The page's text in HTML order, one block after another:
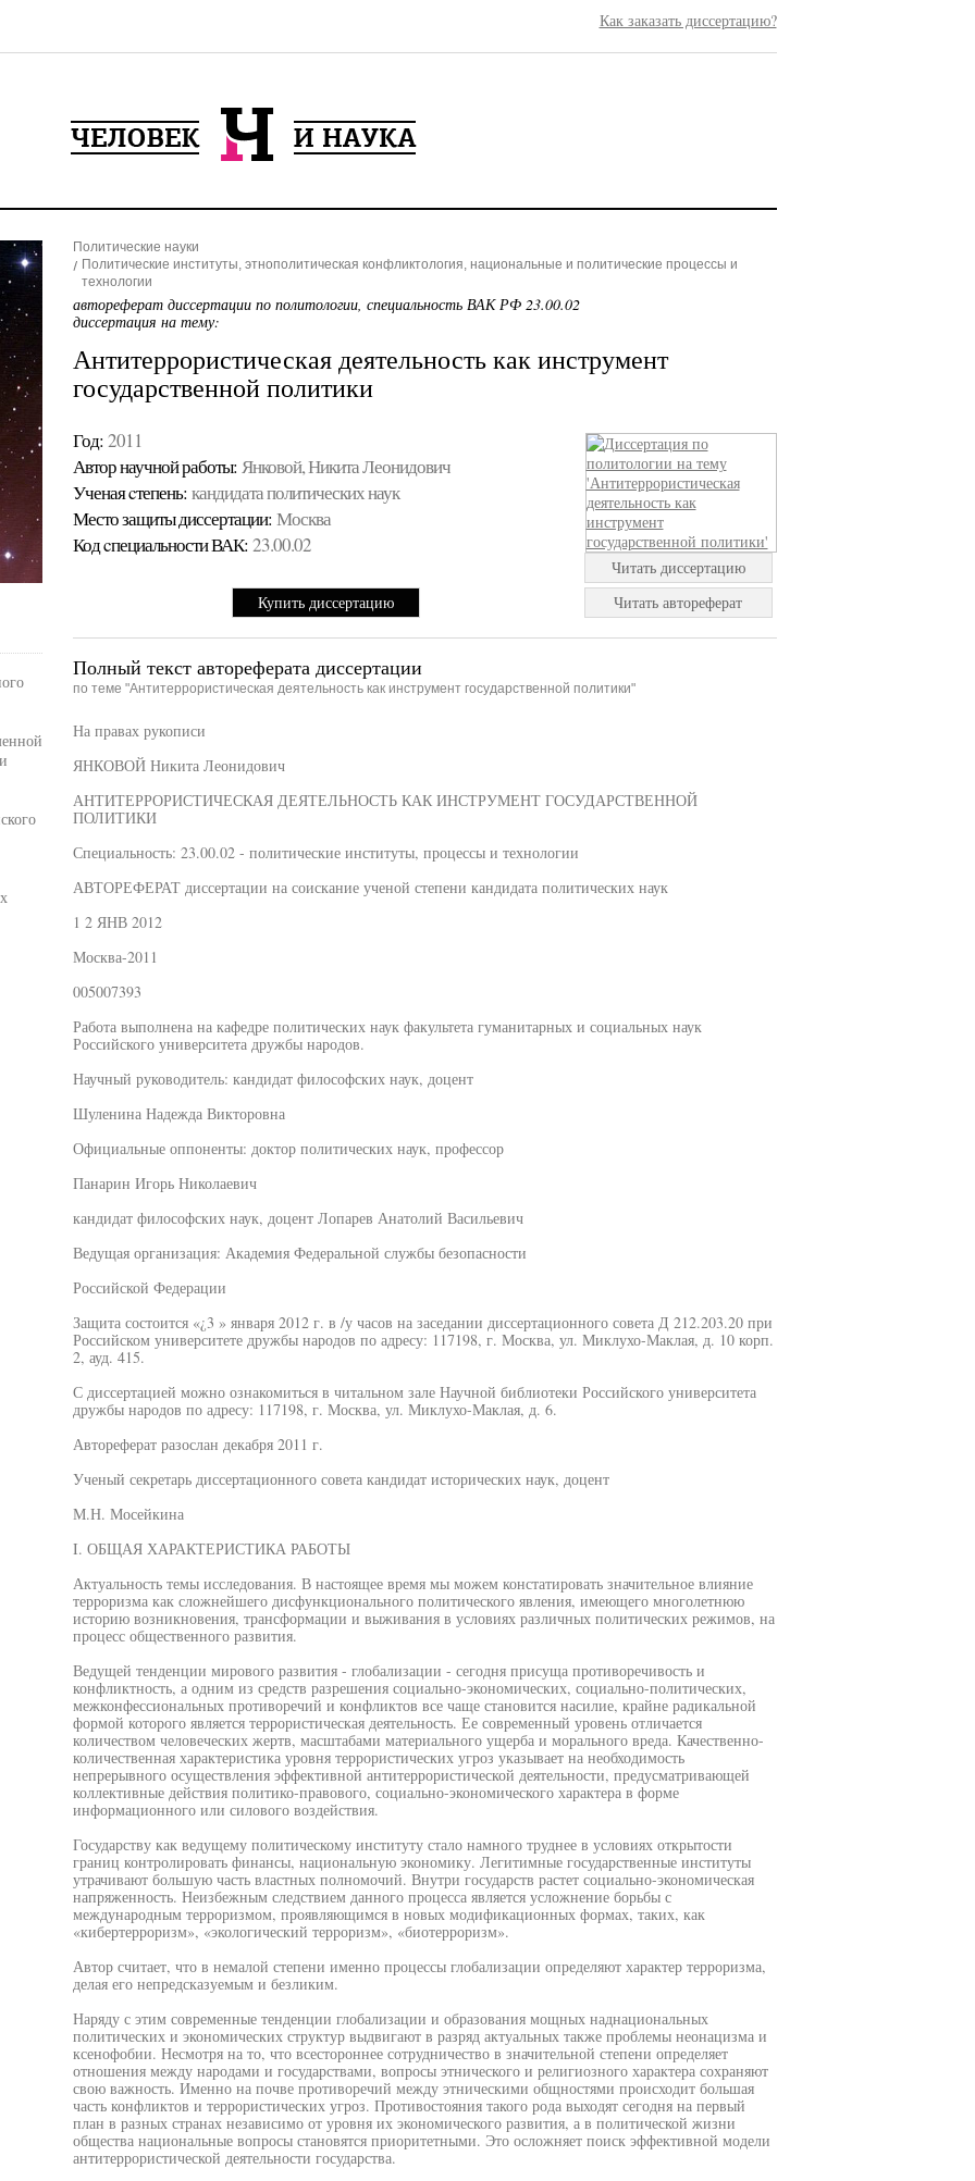
Как заказать диссертацию?
Политические науки
Политические институты, этнополитическая конфликтология, национальные и политические процессы и
технологии
автореферат диссертации по политологии, специальность ВАК РФ 23.00.02
диссертация на тему:
Антитеррористическая деятельность как инструмент
государственной политики
Год: 2011
Автор научной работы: Янковой, Никита Леонидович
Ученая cтепень: кандидата политических наук
Место защиты диссертации: Москва
Код cпециальности ВАК: 23.00.02
Купить диссертацию
Читать диссертацию
Читать автореферат
Полный текст автореферата диссертации
по теме "Антитеррористическая деятельность как инструмент государственной политики"
На правах рукописи
ЯНКОВОЙ Никита Леонидович
АНТИТЕРРОРИСТИЧЕСКАЯ ДЕЯТЕЛЬНОСТЬ КАК ИНСТРУМЕНТ ГОСУДАРСТВЕННОЙ
ПОЛИТИКИ
Специальность: 23.00.02 - политические институты, процессы и технологии
АВТОРЕФЕРАТ диссертации на соискание ученой степени кандидата политических наук
1 2 ЯНВ 2012
Москва-2011
005007393
Работа выполнена на кафедре политических наук факультета гуманитарных и социальных наук
Российского университета дружбы народов.
Научный руководитель: кандидат философских наук, доцент
Шуленина Надежда Викторовна
Официальные оппоненты: доктор политических наук, профессор
Панарин Игорь Николаевич
кандидат философских наук, доцент Лопарев Анатолий Васильевич
Ведущая организация: Академия Федеральной службы безопасности
Российской Федерации
Защита состоится «¿3 » января 2012 г. в /у часов на заседании диссертационного совета Д 212.203.20 при
Российском университете дружбы народов по адресу: 117198, г. Москва, ул. Миклухо-Маклая, д. 10 корп.
2, ауд. 415.
С диссертацией можно ознакомиться в читальном зале Научной библиотеки Российского университета
дружбы народов по адресу: 117198, г. Москва, ул. Миклухо-Маклая, д. 6.
Автореферат разослан декабря 2011 г.
Ученый секретарь диссертационного совета кандидат исторических наук, доцент
М.Н. Мосейкина
I. ОБЩАЯ ХАРАКТЕРИСТИКА РАБОТЫ
Актуальность темы исследования. В настоящее время мы можем констатировать значительное влияние
терроризма как сложнейшего дисфункционального политического явления, имеющего многолетнюю
историю возникновения, трансформации и выживания в условиях различных политических режимов, на
процесс общественного развития.
Ведущей тенденции мирового развития - глобализации - сегодня присуща противоречивость и
конфликтность, а одним из средств разрешения социально-экономических, социально-политических,
межконфессиональных противоречий и конфликтов все чаще становится насилие, крайне радикальной
формой которого является террористическая деятельность. Ее современный уровень отличается
количеством человеческих жертв, масштабами материального ущерба и морального вреда. Качественно-
количественная характеристика уровня террористических угроз указывает на необходимость
непрерывного осуществления эффективной антитеррористической деятельности, предусматривающей
коллективные действия политико-правового, социально-экономического характера в форме
информационного или силового воздействия.
Государству как ведущему политическому институту стало намного труднее в условиях открытости
границ контролировать финансы, национальную экономику. Легитимные государственные институты
утрачивают большую часть властных полномочий. Внутри государств растет социально-экономическая
напряженность. Неизбежным следствием данного процесса является усложнение борьбы с
международным терроризмом, проявляющимся в новых модификационных формах, таких, как
«кибертерроризм», «экологический терроризм», «биотерроризм».
Автор считает, что в немалой степени именно процессы глобализации определяют характер терроризма,
делая его непредсказуемым и безликим.
Наряду с этим современные тенденции глобализации и образования мощных наднациональных
политических и экономических структур выдвигают в разряд актуальных также проблемы неонацизма и
ксенофобии. Несмотря на то, что всестороннее сотрудничество в значительной степени определяет
отношения между народами и государствами, вопросы этнического и религиозного характера сохраняют
свою важность. Именно на почве противоречий между этническими общностями происходит большая
часть конфликтов и террористических угроз. Противостояния такого рода выходят сегодня на первый
план в разных странах независимо от уровня их экономического развития, а в политической жизни
общества национальные вопросы становятся приоритетными. Это осложняет поиск эффективной модели
антитеррористической деятельности государства.